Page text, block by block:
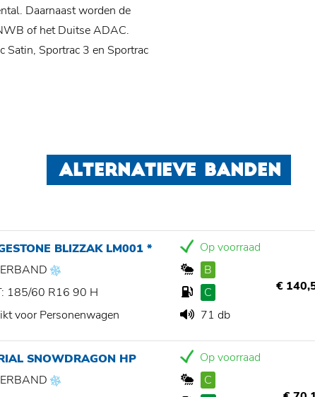
Daarnaast worden de
of het Duitse ADAC.
Satin, Sportrac 3 en Sportrac
ALTERNATIEVE BANDEN
BLIZZAK LM001 *
185/60 R16 90 H
voor Personenwagen
Op voorraad
B
C
71 db
€
SNOWDRAGON HP
Op voorraad
C